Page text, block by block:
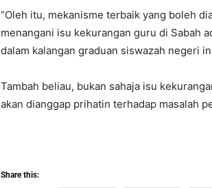
“Oleh itu, mekanisme terbaik yang boleh
menangani isu kekurangan guru di Sabah
dalam kalangan graduan siswazah negeri
Tambah beliau, bukan sahaja isu
akan dianggap prihatin terhadap masalah
Share this: